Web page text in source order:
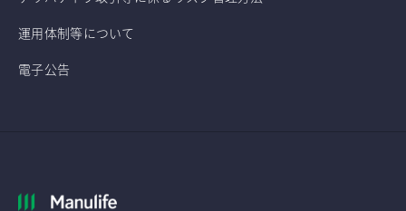
運用体制等について
電子公告